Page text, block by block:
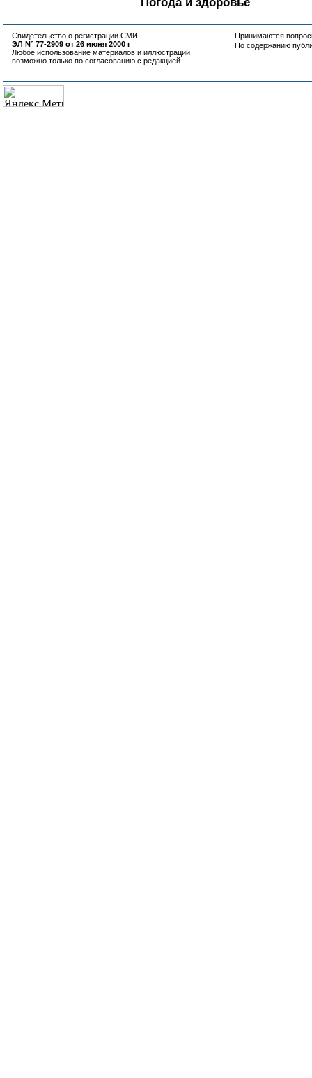
Свидетельство о регистрации СМИ:
ЭЛ N° 77-2909 от 26 июня 2000 г
Любое использование материалов и иллюстраций
возможно только по согласованию с редакцией
Принимаются
По содержанию